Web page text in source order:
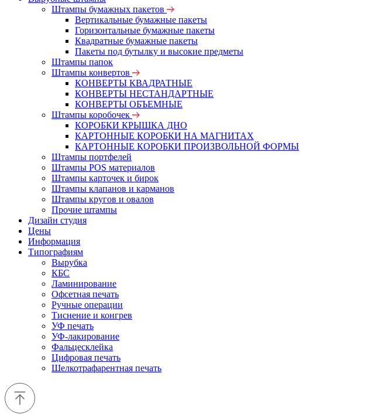
Штампы бумажных пакетов
Вертикальные бумажные пакеты
Горизонтальные бумажные пакеты
Квадратные бумажные пакеты
Пакеты под бутылку и высокие предметы
Штампы папок
Штампы конвертов
КОНВЕРТЫ КВАДРАТНЫЕ
КОНВЕРТЫ НЕСТАНДАРТНЫЕ
КОНВЕРТЫ ОБЪЕМНЫЕ
Штампы коробочек
КОРОБКИ КРЫШКА ДНО
КАРТОННЫЕ КОРОБКИ НА МАГНИТАХ
КАРТОННЫЕ КОРОБКИ ПРОИЗВОЛЬНОЙ ФОРМЫ
Штампы портфелей
Штампы POS материалов
Штампы карточек и бирок
Штампы клапанов и карманов
Штампы кругов и овалов
Прочие штампы
Дизайн студия
Цены
Информация
Типографиям
Вырубка
КБС
Ламинирование
Офсетная печать
Ручные операции
Тиснение и конгрев
УФ печать
УФ-лакирование
Фальцесклейка
Цифровая печать
Шелкотрафарентная печать